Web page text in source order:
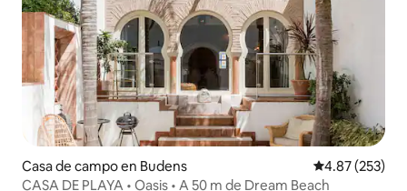
Casa de campo en Budens Calificación
4.87 (253)
CASA DE PLAYA • Oasis • A 50 m de Dream Beach